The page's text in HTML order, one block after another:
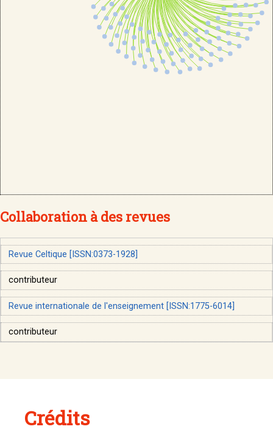
Collaboration à des revues
Revue Celtique [ISSN:0373-1928]
contributeur
Revue internationale de l'enseignement [ISSN:1775-6014]
contributeur
Crédits